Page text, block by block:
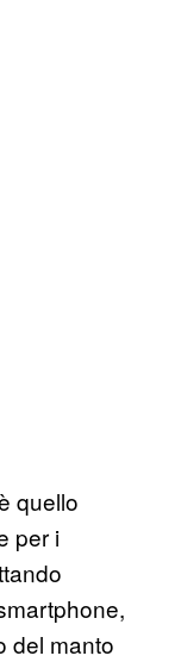
quello
per i
del manto